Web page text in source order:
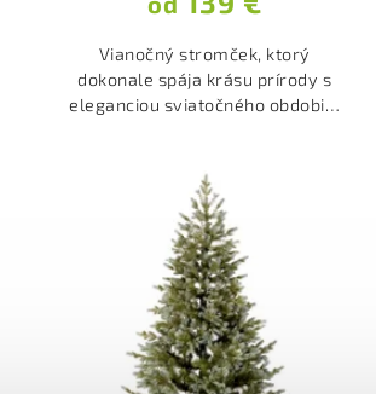
Vianočný stromček, ktorý
dokonale spája krásu prírody s
eleganciou sviatočného obdobia.
špeciálnu atmosféru Vianoc...